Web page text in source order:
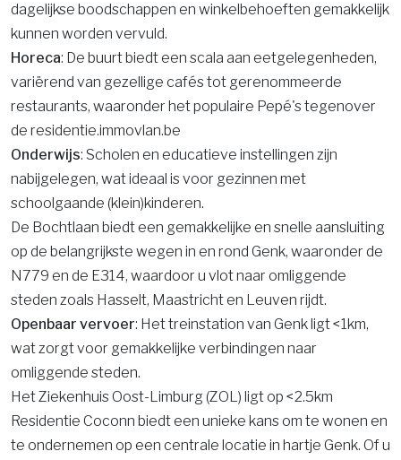
dagelijkse boodschappen en winkelbehoeften gemakkelijk
kunnen worden vervuld.​
Horeca: De buurt biedt een scala aan eetgelegenheden,
variërend van gezellige cafés tot gerenommeerde
restaurants, waaronder het populaire Pepé's tegenover
de residentie.​immovlan.be
Onderwijs: Scholen en educatieve instellingen zijn
nabijgelegen, wat ideaal is voor gezinnen met
schoolgaande (klein)kinderen.​
De Bochtlaan biedt een gemakkelijke en snelle aansluiting
op de belangrijkste wegen in en rond Genk, waaronder de
N779 en de E314, waardoor u vlot naar omliggende
steden zoals Hasselt, Maastricht en Leuven rijdt.
Openbaar vervoer: Het treinstation van Genk ligt <1km,
wat zorgt voor gemakkelijke verbindingen naar
omliggende steden.​
Het Ziekenhuis Oost-Limburg (ZOL) ligt op <2.5km
Residentie Coconn biedt een unieke kans om te wonen en
te ondernemen op een centrale locatie in hartje Genk. Of u